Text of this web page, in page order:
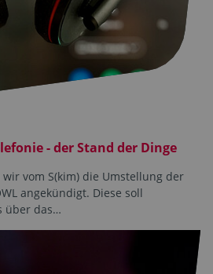
- der Stand der Dinge
vom S(kim) die Umstellung der
angekündigt. Diese soll
über das…